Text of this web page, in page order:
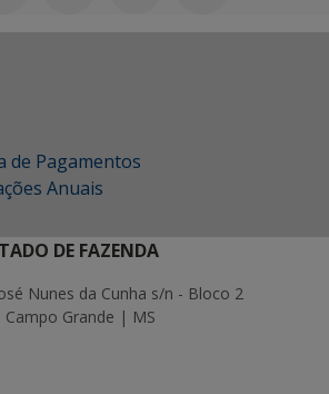
de Pagamentos
Anuais
DE FAZENDA
Nunes da Cunha s/n - Bloco 2
Campo Grande | MS